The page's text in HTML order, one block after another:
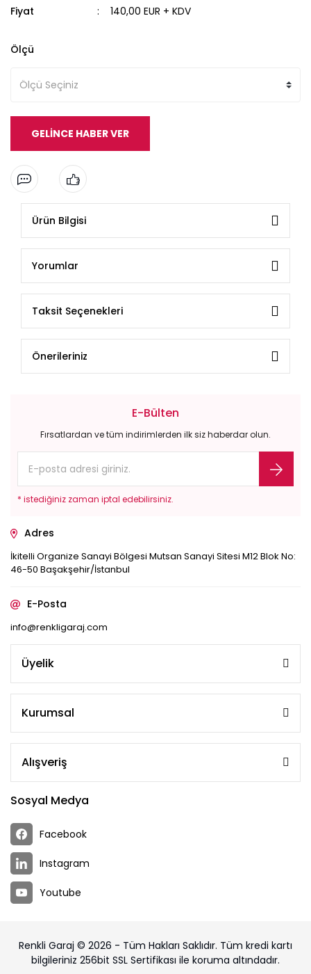
Fiyat
140,00 EUR + KDV
Ölçü
GELİNCE HABER VER
Ürün Bilgisi
Yorumlar
Taksit Seçenekleri
Önerileriniz
E-Bülten
Fırsatlardan ve tüm indirimlerden ilk siz haberdar olun.
* istediğiniz zaman iptal edebilirsiniz.
Adres
İkitelli Organize Sanayi Bölgesi Mutsan Sanayi Sitesi M12 Blok No:
46-50 Başakşehir/İstanbul
E-Posta
info@renkligaraj.com
Üyelik
Kurumsal
Alışveriş
Sosyal Medya
Facebook
Instagram
Youtube
Renkli Garaj © 2026 - Tüm Hakları Saklıdır. Tüm kredi kartı
bilgileriniz 256bit SSL Sertifikası ile koruma altındadır.